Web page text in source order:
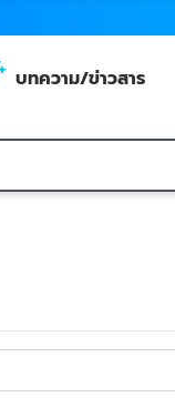
บทความ/ข่าวสาร